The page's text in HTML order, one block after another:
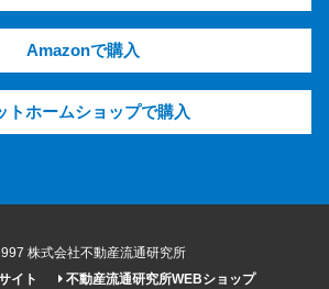
Amazonで購入
トホームショップで購入
株式会社不動産流通研究所
イト
不動産流通研究所WEBショップ